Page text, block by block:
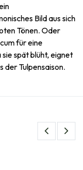
Bild aus sich
Tönen. Oder
für eine
spät blüht, eignet
der Tulpensaison.